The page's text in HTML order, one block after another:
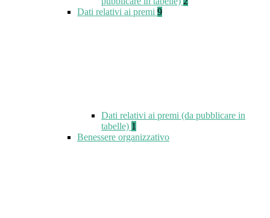
Dati relativi ai premi 9
Dati relativi ai premi (da pubblicare in
tabelle) 1
Benessere organizzativo